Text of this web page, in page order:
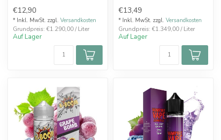
...
€12,90
* Inkl. MwSt. zzgl. Versandkosten
Grundpreis: €1.290,00 / Liter
Auf Lager
€13,49
* Inkl. MwSt. zzgl. Versandkosten
Grundpreis: €1.349,00 / Liter
Auf Lager